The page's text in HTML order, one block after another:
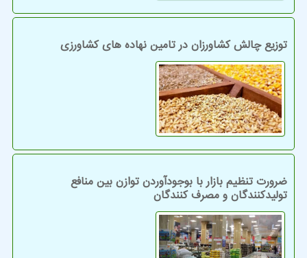
توزیع چالش کشاورزان در تامین نهاده های کشاورزی
ضرورت تنظیم بازار با بوجودآوردن توازن بین منافع
تولیدکنندگان و مصرف کنندگان